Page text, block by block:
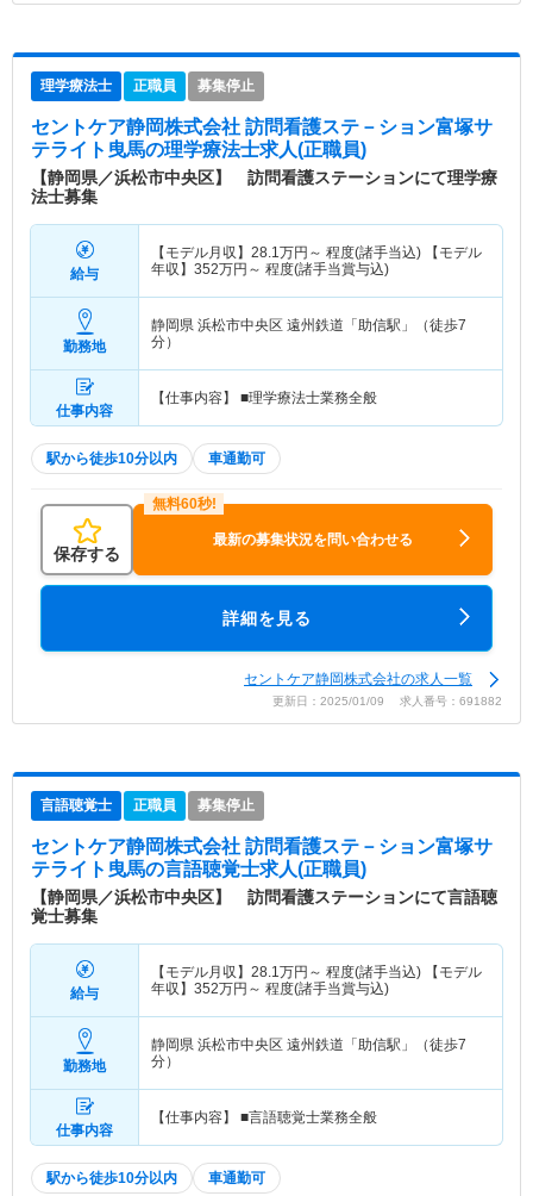
理学療法士 正職員 募集停止
セントケア静岡株式会社 訪問看護ステ－ション富塚サ
テライト曳馬の理学療法士求人(正職員)
【静岡県／浜松市中央区】 訪問看護ステーションにて理学療
法士募集
給与
【モデル月収】 28.1 万円～ 程度(諸手当込) 【モデル
年収】 352万円～ 程度(諸手当賞与込)
勤務地
静岡県 浜松市中央区 遠州鉄道「助信駅」（徒歩7
分）
仕事内容
【仕事内容】 ■理学療法士業務全般
駅から徒歩10分以内 車通勤可
保存する
最新の募集状況を問い合わせる
詳細を見る
セントケア静岡株式会社の求人一覧
更新日：2025/01/09 求人番号：691882
言語聴覚士 正職員 募集停止
セントケア静岡株式会社 訪問看護ステ－ション富塚サ
テライト曳馬の言語聴覚士求人(正職員)
【静岡県／浜松市中央区】 訪問看護ステーションにて言語聴
覚士募集
給与
【モデル月収】 28.1 万円～ 程度(諸手当込) 【モデル
年収】 352万円～ 程度(諸手当賞与込)
勤務地
静岡県 浜松市中央区 遠州鉄道「助信駅」（徒歩7
分）
仕事内容
【仕事内容】 ■言語聴覚士業務全般
駅から徒歩10分以内 車通勤可